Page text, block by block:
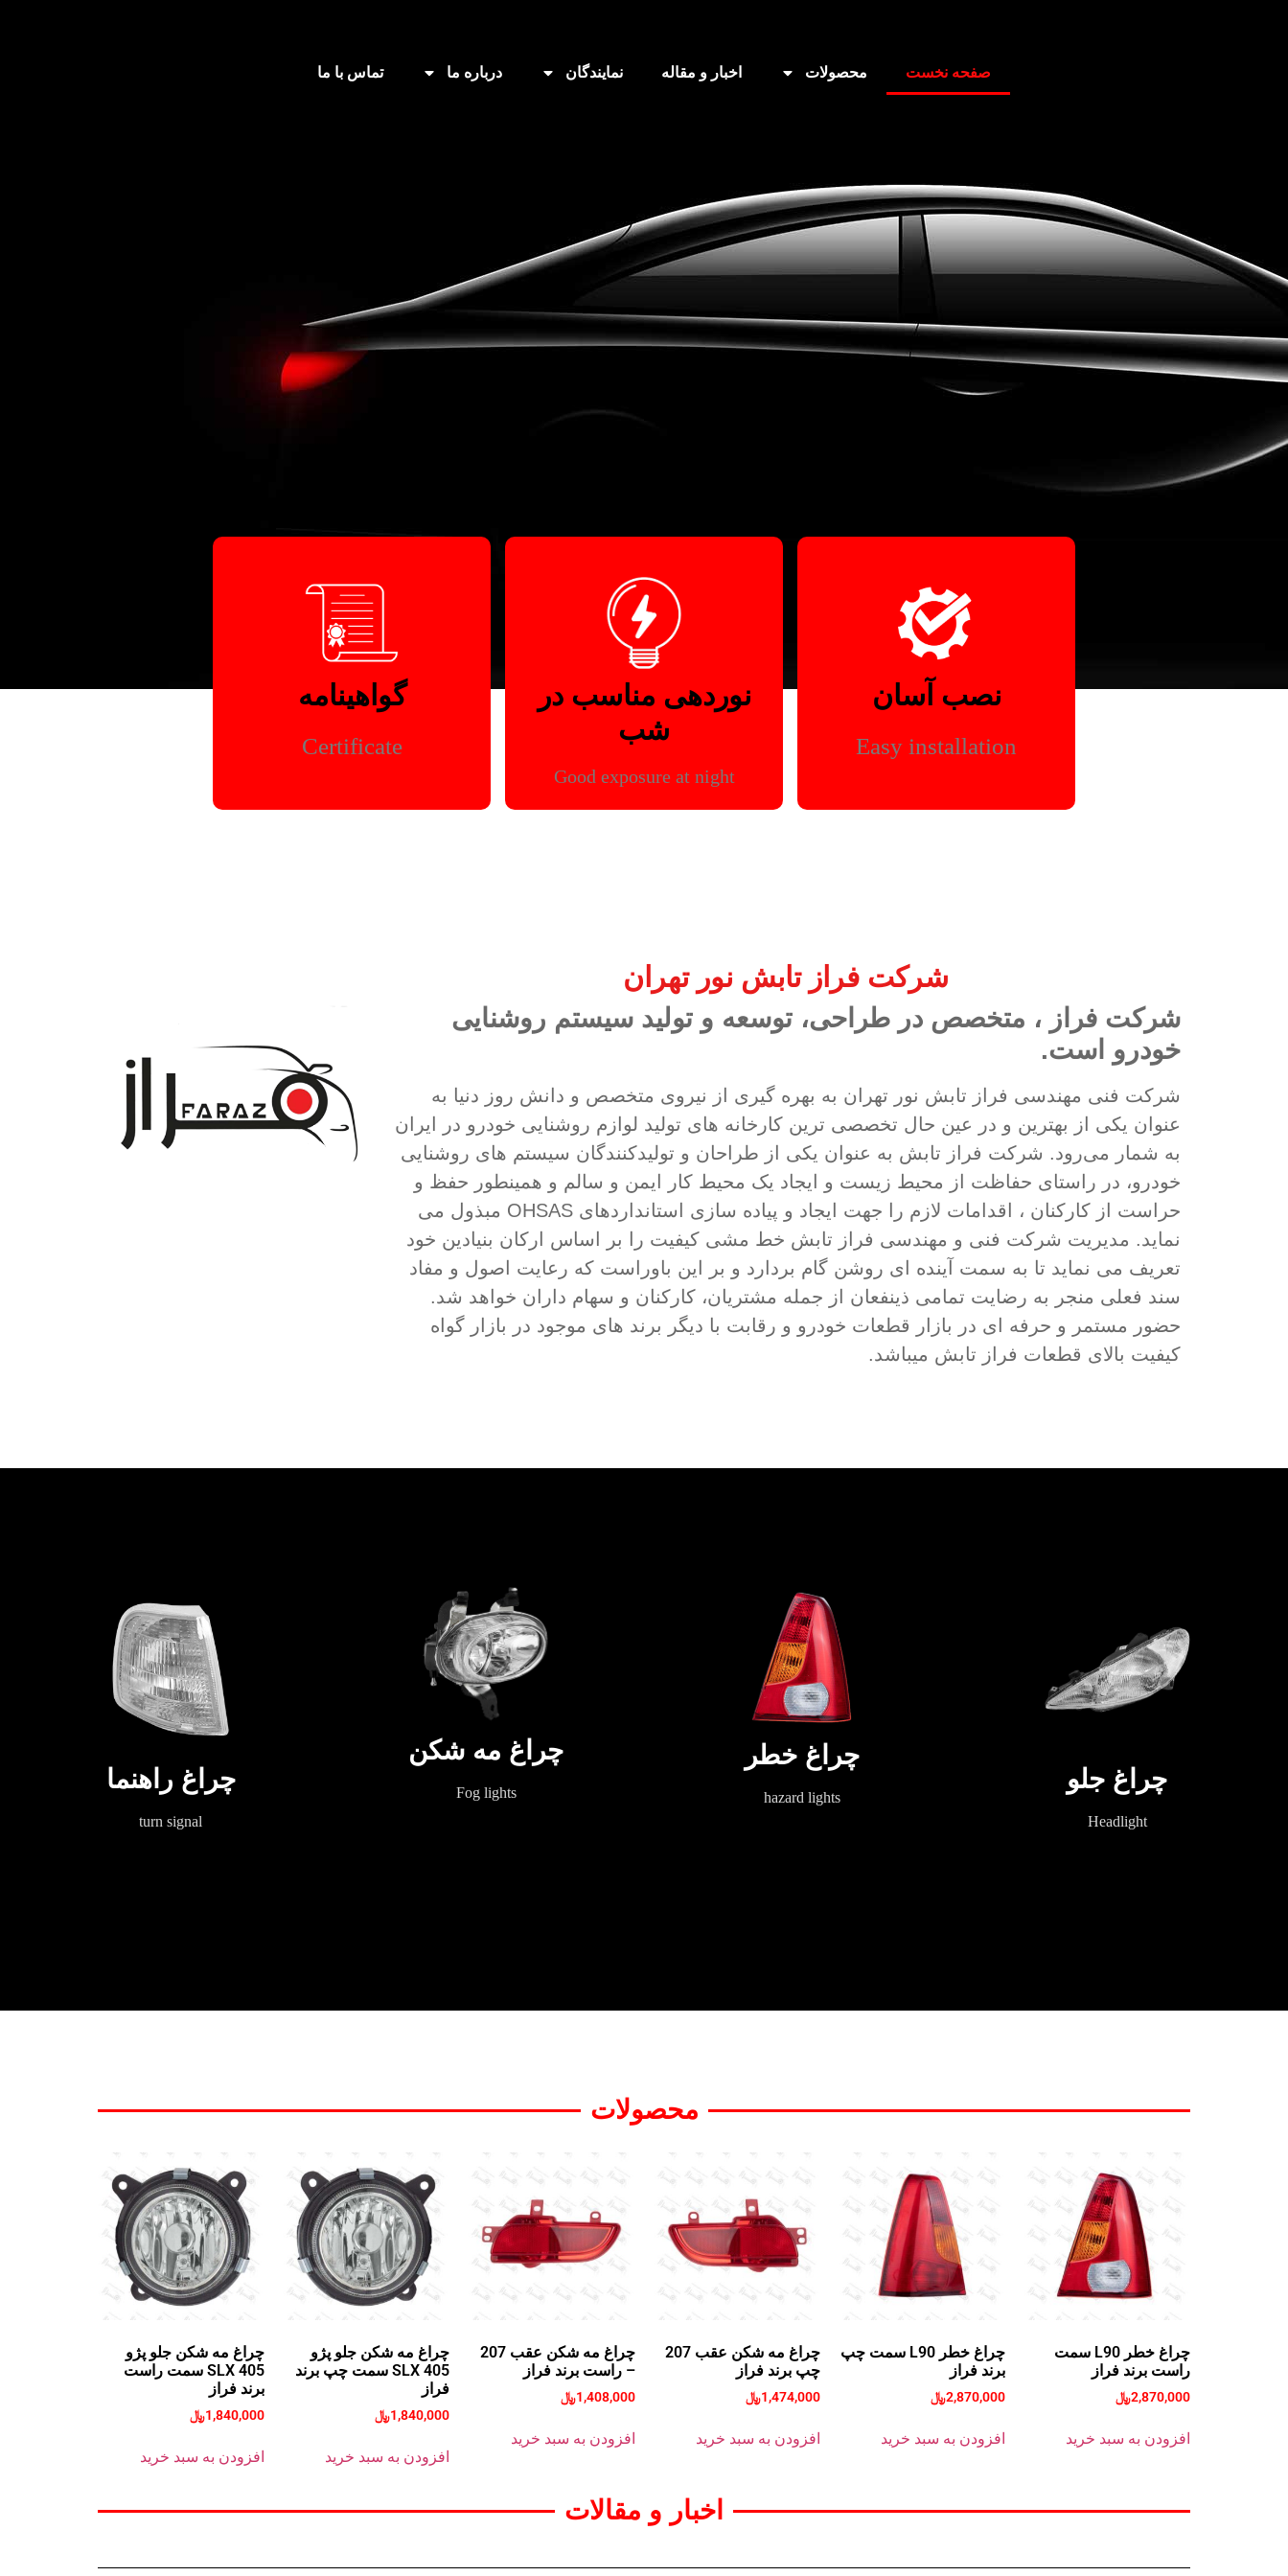
صفحه نخست محصولات اخبار و مقاله نمایندگان درباره ما تماس با ما
نصب آسان
Easy installation
نوردهی مناسب در
شب
Good exposure at night
گواهینامه
Certificate
شرکت فراز تابش نور تهران
شرکت فراز ، متخصص در طراحی، توسعه و تولید سیستم روشنایی
خودرو است.
شرکت فنی مهندسی فراز تابش نور تهران به بهره گیری از نیروی متخصص و دانش روز دنیا به
عنوان یکی از بهترین و در عین حال تخصصی ترین کارخانه های تولید لوازم روشنایی خودرو در ایران
به شمار می‌رود. شرکت فراز تابش به عنوان یکی از طراحان و تولیدکنندگان سیستم های روشنایی
خودرو، در راستای حفاظت از محیط زیست و ایجاد یک محیط کار ایمن و سالم و همینطور حفظ و
حراست از کارکنان ، اقدامات لازم را جهت ایجاد و پیاده سازی استانداردهای OHSAS مبذول می
نماید. مدیریت شرکت فنی و مهندسی فراز تابش خط مشی کیفیت را بر اساس ارکان بنیادین خود
تعریف می نماید تا به سمت آینده ای روشن گام بردارد و بر این باوراست که رعایت اصول و مفاد
سند فعلی منجر به رضایت تمامی ذینفعان از جمله مشتریان، کارکنان و سهام داران خواهد شد.
حضور مستمر و حرفه ای در بازار قطعات خودرو و رقابت با دیگر برند های موجود در بازار گواه
کیفیت بالای قطعات فراز تابش میباشد.
چراغ جلو
Headlight
چراغ خطر
hazard lights
چراغ مه شکن
Fog lights چراغ راهنما
turn signal
محصولات
چراغ خطر L90 سمت
راست برند فراز
2,870,000﷼
افزودن به سبد خرید
چراغ خطر L90 سمت چپ
برند فراز
2,870,000﷼
افزودن به سبد خرید
چراغ مه شکن عقب 207
چپ برند فراز
1,474,000﷼
افزودن به سبد خرید
چراغ مه شکن عقب 207
– راست برند فراز
1,408,000﷼
افزودن به سبد خرید
چراغ مه شکن جلو پژو
405 SLX سمت چپ برند
فراز
1,840,000﷼
افزودن به سبد خرید
چراغ مه شکن جلو پژو
405 SLX سمت راست
برند فراز
1,840,000﷼
افزودن به سبد خرید
اخبار و مقالات